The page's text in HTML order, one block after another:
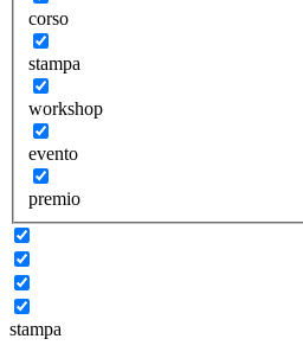
corso
stampa
workshop
evento
premio
stampa